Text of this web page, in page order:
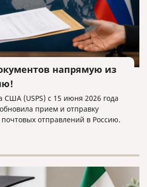
напрямую из
США (USPS) с 15 июня 2026 года
прием и отправку
отправлений в Россию.